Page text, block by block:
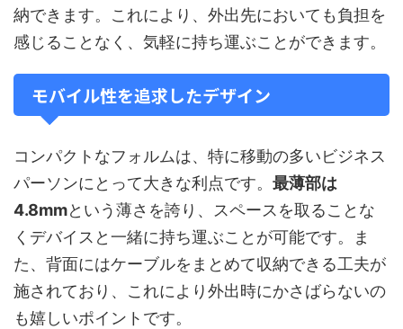
納できます。これにより、外出先においても負担を
感じることなく、気軽に持ち運ぶことができます。
モバイル性を追求したデザイン
コンパクトなフォルムは、特に移動の多いビジネス
パーソンにとって大きな利点です。 最薄部は
4.8mmという薄さを誇り、スペースを取ることな
くデバイスと一緒に持ち運ぶことが可能です。ま
た、背面にはケーブルをまとめて収納できる工夫が
施されており、これにより外出時にかさばらないの
も嬉しいポイントです。